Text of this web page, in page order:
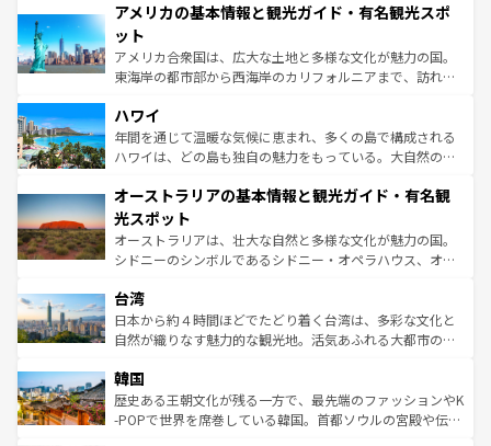
ンツ一覧を参照してほしい。
の建物がそのまま残る町や、スイスならではのユニークな
博物館もあり、アルプス観光だけでなく町歩きも満喫する
ことができる。国民の所得が高いため物価も高いが、旅行
者向けの交通パス提供のサービスもあり、うまく活用すれ
着のスイス情報は
アメリカの基本情報と観光ガイド・有名観光スポ
ット
アメリカ合衆国は、広大な土地と多様な文化が魅力の国。
東海岸の都市部から西海岸のカリフォルニアまで、訪れる
のような巨大都市は、観光、ショッピング、エンターテイ
ンメントが詰まった刺激的なスポットだ。一方、アメリカ
西部には大自然が広がり、グランドキャニオンやイエロー
部のニューオーリンズでは、音楽と美食が融合した独特の
文化が魅力。旅行者はアメリカの各地域で異なる魅力を楽
しみながら、その多様性と豊かな歴史を感じることができ
るだろう。車でのロードトリップや列車の旅も、アメリカ
情報は
ハワイ
年間を通じて温暖な気候に恵まれ、多くの島で構成される
ハワイは、どの島も独自の魅力をもっている。大自然の神
ワイ島は見逃せない。また、定番の観光地といえばオアフ
島だが、静かな自然を求めるならマウイ島やカウアイ島が
おすすめ。エメラルドグリーンに輝く海をはじめ、豊かな
文化や歴史が息づいている。「アロハスピリット」と呼ば
人々、おいしいローカルフードやハワイアンミュージッ
ク、伝統的なフラダンスなど、すべてがハワイの魅力を彩
っている。訪れるたびに新しい発見と感動が待っているハ
はコンテンツ一覧
オーストラリアの基本情報と観光ガイド・有名観
光スポット
オーストラリアは、壮大な自然と多様な文化が魅力の国。
シドニーのシンボルであるシドニー・オペラハウス、オー
リアリーフや大陸中央部にそびえるウルル（エアーズロッ
ク）、タスマニアの美しい原生林やケアンズの熱帯雨林な
ど、見どころがたくさん。また、カフェやワイン、オージ
いる。アクティビティも充実しており、サーフィンやダイ
ビング、ハイキングなど、アウトドア好きにはたまらな
い。オーストラリアの多彩な魅力を存分に味わいつくそ
台湾
日本から約４時間ほどでたどり着く台湾は、多彩な文化と
自然が織りなす魅力的な観光地。活気あふれる大都市の台
ン）、静ひつな山岳地帯である台湾東部など、都市の喧騒
と山間の静けさが共存しており、訪れる人に新しい発見と
驚きをもたらしてくれる。また、奥深い台湾の食文化も魅
韓国
歴史ある王朝文化が残る一方で、最先端のファッションやK
-POPで世界を席巻している韓国。首都ソウルの宮殿や伝統